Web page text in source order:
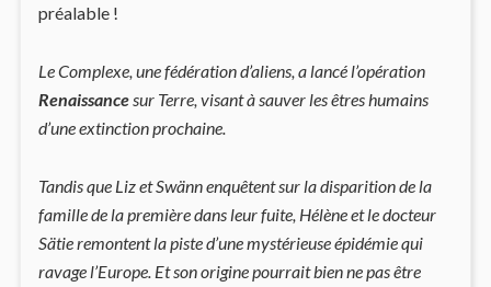
préalable !
Le Complexe, une fédération d’aliens, a lancé l’opération
Renaissancesur Terre, visant à sauver les êtres humains
d’une extinction prochaine.
Tandis que Liz et Swänn enquêtent sur la disparition de la
famille de la première dans leur fuite, Hélène et le docteur
Sätie remontent la piste d’une mystérieuse épidémie qui
ravage l’Europe. Et son origine pourrait bien ne pas être